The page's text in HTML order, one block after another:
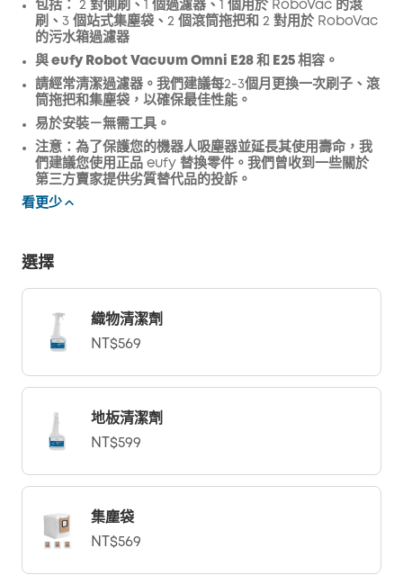
折扣
優惠碼:
複製
包括：
2 對側刷、1 個過濾器、1 個用於 RoboVac 的滾
刷、3 個站式集塵袋、2 個滾筒拖把和 2 對用於 RoboVac
的污水箱過濾器
與 eufy Robot Vacuum Omni E28 和 E25 相容。
請經常清潔過濾器。我們建議每2-3個月更換一次刷子、滾
筒拖把和集塵袋，以確保最佳性能。
易於安裝－無需工具。
注意：為了保護您的機器人吸塵器並延長其使用壽命，我
們建議您使用正品 eufy 替換零件。我們曾收到一些關於
第三方賣家提供劣質替代品的投訴。
看更少
選擇
織物清潔劑
NT$569
地板清潔劑
NT$599
集塵袋
NT$569